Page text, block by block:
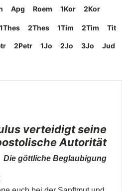
Apg Roem 1Kor 2Kor
1Thes 2Thes 1Tim 2Tim Tit
2Petr 1Jo 2Jo 3Jo Jud
verteidigt seine
Autorität
Die göttliche Beglaubigung